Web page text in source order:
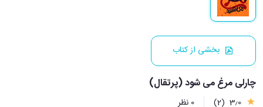
بخشی از کتاب
چارلی مرغ می شود (پرتقال)
3٫0 (2) 0 نظر